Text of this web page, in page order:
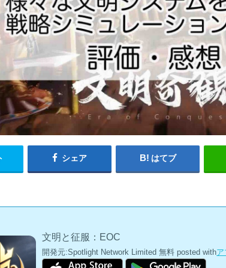
シェア はてブ
文明と征服：EOC
開発元:Spotlight Network Limited 無料 posted withア